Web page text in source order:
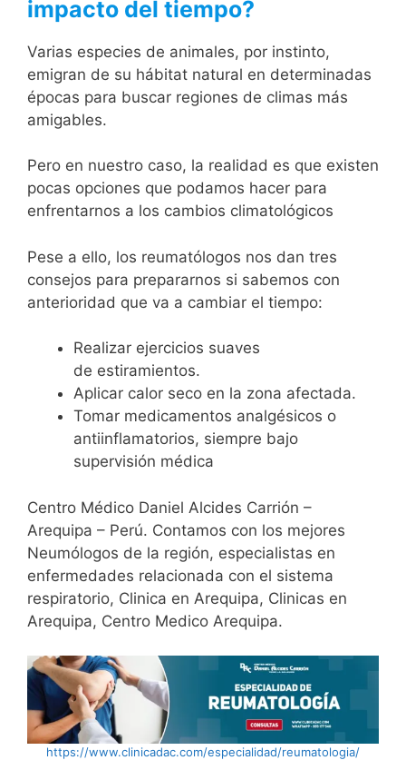
impacto del tiempo?
Varias especies de animales, por instinto,
emigran de su hábitat natural en determinadas
épocas para buscar regiones de climas más
amigables.
Pero en nuestro caso, la realidad es que existen
pocas opciones que podamos hacer para
enfrentarnos a los cambios climatológicos
Pese a ello, los reumatólogos nos dan tres
consejos para prepararnos si sabemos con
anterioridad que va a cambiar el tiempo:
Realizar ejercicios suaves
de estiramientos.
Aplicar calor seco en la zona afectada.
Tomar medicamentos analgésicos o
antiinflamatorios, siempre bajo
supervisión médica
Centro Médico Daniel Alcides Carrión –
Arequipa – Perú. Contamos con los mejores
Neumólogos de la región, especialistas en
enfermedades relacionada con el sistema
respiratorio, Clinica en Arequipa, Clinicas en
Arequipa, Centro Medico Arequipa.
https://www.clinicadac.com/especialidad/reumatologia/